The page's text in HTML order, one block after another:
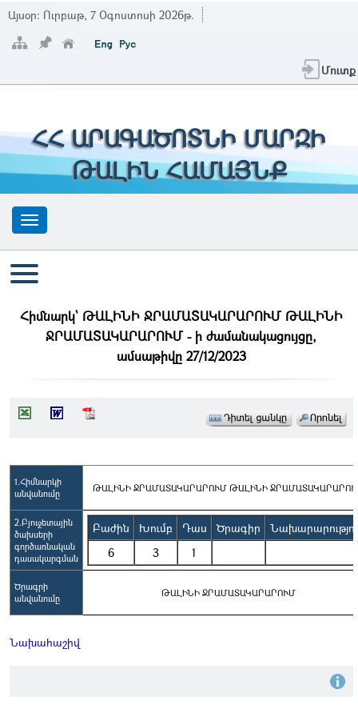
Այսօր: Ուրբաթ, 7 Օգոստոսի 2026թ.
Մուտք
ՀՀ ԱՐԱԳԱԾՈՏՆԻ ՄԱՐԶԻ
ԹԱԼԻՆ ՀԱՄԱՅՆՔ
Հիմնարկ` ԹԱԼԻՆԻ ՋՐԱՄԱՏԱԿԱՐԱՐՈՒՄ ԹԱԼԻՆԻ
ՋՐԱՄԱՏԱԿԱՐԱՐՈՒՄ - ի ժամանակացույցը,
ամսաթիվը 27/12/2023
1.Հիմնարկի
անվանումը
ԹԱԼԻՆԻ ՋՐԱՄԱՏԱԿԱՐԱՐՈՒՄ ԹԱԼԻՆԻ
2.Բյուջետային
ծախսերի
գործառնական
դասակարգման
Բաժին Խումբ Դաս Ծրագիր
6
3 1
Ծրագրի
անվանումը
ԹԱԼԻՆԻ ՋՐԱՄԱՏԱԿԱՐԱՐՈՒՄ
Նախահաշիվ